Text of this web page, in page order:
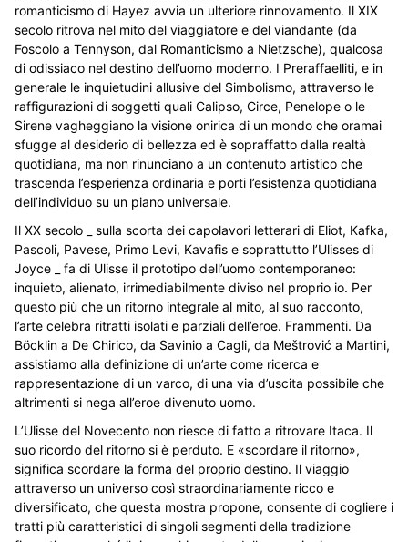
romanticismo di Hayez avvia un ulteriore rinnovamento. Il XIX
secolo ritrova nel mito del viaggiatore e del viandante (da
Foscolo a Tennyson, dal Romanticismo a Nietzsche), qualcosa
di odissiaco nel destino dell’uomo moderno. I Preraffaelliti, e in
generale le inquietudini allusive del Simbolismo, attraverso le
raffigurazioni di soggetti quali Calipso, Circe, Penelope o le
Sirene vagheggiano la visione onirica di un mondo che oramai
sfugge al desiderio di bellezza ed è sopraffatto dalla realtà
quotidiana, ma non rinunciano a un contenuto artistico che
trascenda l’esperienza ordinaria e porti l’esistenza quotidiana
dell’individuo su un piano universale.
Il XX secolo _ sulla scorta dei capolavori letterari di Eliot, Kafka,
Pascoli, Pavese, Primo Levi, Kavafis e soprattutto l’Ulisses di
Joyce _ fa di Ulisse il prototipo dell’uomo contemporaneo:
inquieto, alienato, irrimediabilmente diviso nel proprio io. Per
questo più che un ritorno integrale al mito, al suo racconto,
l’arte celebra ritratti isolati e parziali dell’eroe. Frammenti. Da
Böcklin a De Chirico, da Savinio a Cagli, da Meštrović a Martini,
assistiamo alla definizione di un’arte come ricerca e
rappresentazione di un varco, di una via d’uscita possibile che
altrimenti si nega all’eroe divenuto uomo.
L’Ulisse del Novecento non riesce di fatto a ritrovare Itaca. Il
suo ricordo del ritorno si è perduto. E «scordare il ritorno»,
significa scordare la forma del proprio destino. Il viaggio
attraverso un universo così straordinariamente ricco e
diversificato, che questa mostra propone, consente di cogliere i
tratti più caratteristici di singoli segmenti della tradizione